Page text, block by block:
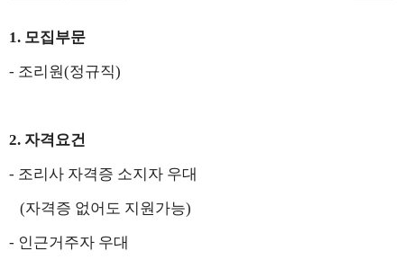
1. 모집부문
- 조리원(정규직)
2. 자격요건
- 조리사 자격증 소지자 우대
(자격증 없어도 지원가능)
- 인근거주자 우대